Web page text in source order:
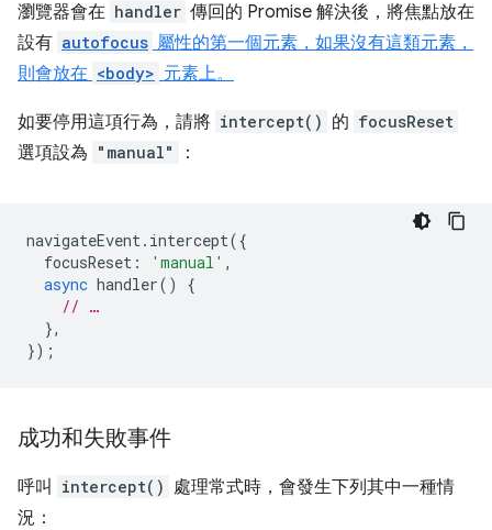
瀏覽器會在 handler 傳回的 Promise 解決後，將焦點放在
設有 autofocus 屬性的第一個元素，如果沒有這類元素，
則會放在 <body> 元素上。
如要停用這項行為，請將 intercept() 的 focusReset
選項設為 "manual" ：
navigateEvent. intercept({
focusReset : 'manual' ,
async handler()
{
// …
},
});
成功和失敗事件
呼叫 intercept() 處理常式時，會發生下列其中一種情
況：